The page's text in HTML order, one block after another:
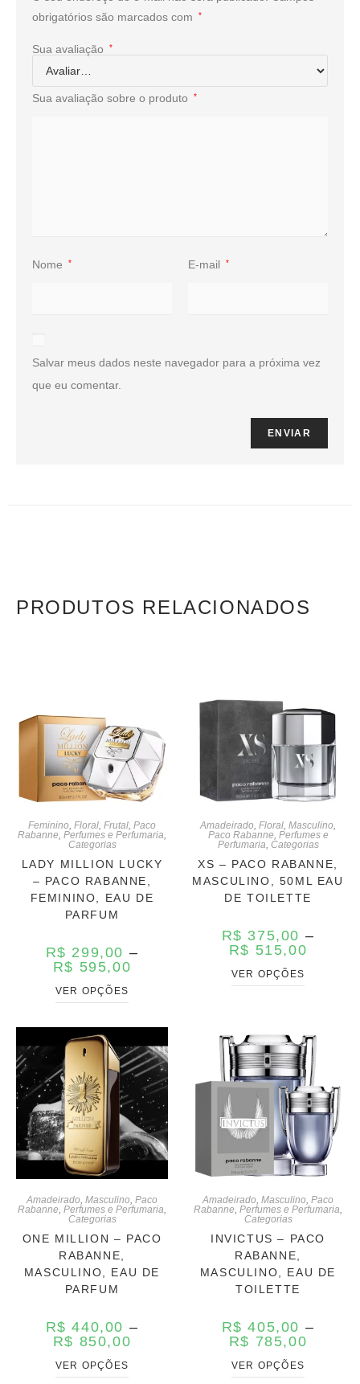
obrigatórios são marcados com
*
Sua avaliação *
Sua avaliação sobre o produto *
Nome * E-mail *
Salvar meus dados neste navegador para a próxima vez
que eu comentar.
PRODUTOS RELACIONADOS
Feminino Floral Frutal Paco
Rabanne Perfumes e Perfumaria
Categorias
LADY MILLION LUCKY
– PACO RABANNE,
FEMININO, EAU DE
PARFUM
R$ 299,00 –
R$ 595,00
VER OPÇÕES
Amadeirado Floral Masculino
Paco Rabanne Perfumes e
Perfumaria Categorias
XS – PACO RABANNE,
MASCULINO, 50ML EAU
DE TOILETTE
R$ 375,00 –
R$ 515,00
VER OPÇÕES
Amadeirado Masculino Paco
Rabanne Perfumes e Perfumaria
Categorias
ONE MILLION – PACO
RABANNE,
MASCULINO, EAU DE
PARFUM
R$ 440,00 –
R$ 850,00
VER OPÇÕES
Amadeirado Masculino Paco
Rabanne Perfumes e Perfumaria
Categorias
INVICTUS – PACO
RABANNE,
MASCULINO, EAU DE
TOILETTE
R$ 405,00 –
R$ 785,00
VER OPÇÕES